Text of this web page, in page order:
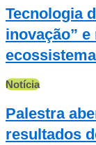
Tecnologia
inovação”
Notícia
Palestra
resultados